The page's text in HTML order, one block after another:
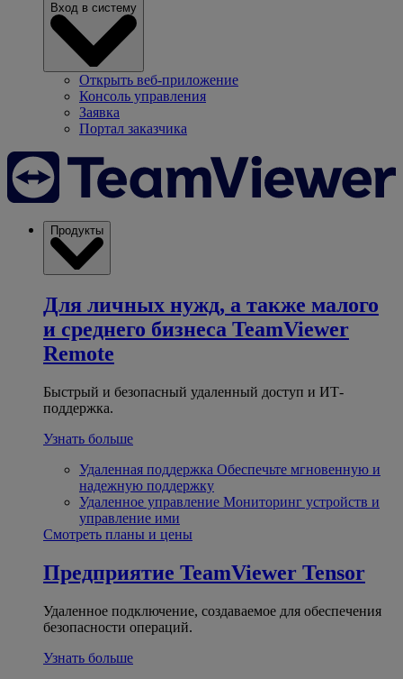
Вход в систему
Открыть веб-приложение
Консоль управления
Заявка
Портал заказчика
Продукты
Для личных нужд, а также малого
и среднего бизнеса TeamViewer
Remote
Быстрый и безопасный удаленный доступ и ИТ-
поддержка.
Узнать больше
Удаленная поддержка Обеспечьте мгновенную и
надежную поддержку
Удаленное управление Мониторинг устройств и
управление ими
Смотреть планы и цены
Предприятие TeamViewer Tensor
Удаленное подключение, создаваемое для обеспечения
безопасности операций.
Узнать больше